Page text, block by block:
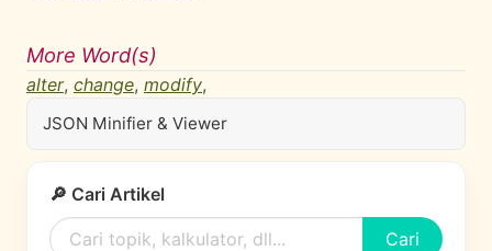
More Word(s)
alter, change, modify,
JSON Minifier & Viewer
🔎 Cari Artikel
Cari